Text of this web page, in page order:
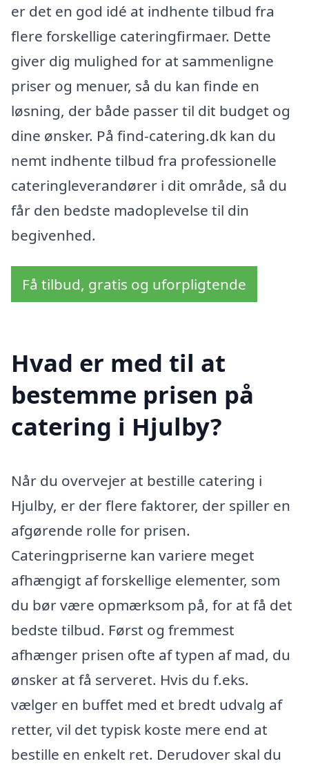
er det en god idé at indhente tilbud fra
flere forskellige cateringfirmaer. Dette
giver dig mulighed for at sammenligne
priser og menuer, så du kan finde en
løsning, der både passer til dit budget og
dine ønsker. På find-catering.dk kan du
nemt indhente tilbud fra professionelle
cateringleverandører i dit område, så du
får den bedste madoplevelse til din
begivenhed.
Få tilbud, gratis og uforpligtende
Hvad er med til at
bestemme prisen på
catering i Hjulby?
Når du overvejer at bestille catering i
Hjulby, er der flere faktorer, der spiller en
afgørende rolle for prisen.
Cateringpriserne kan variere meget
afhængigt af forskellige elementer, som
du bør være opmærksom på, for at få det
bedste tilbud. Først og fremmest
afhænger prisen ofte af typen af mad, du
ønsker at få serveret. Hvis du f.eks.
vælger en buffet med et bredt udvalg af
retter, vil det typisk koste mere end at
bestille en enkelt ret. Derudover skal du